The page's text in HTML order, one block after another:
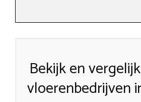
Bekijk en
vloerenbedrijven